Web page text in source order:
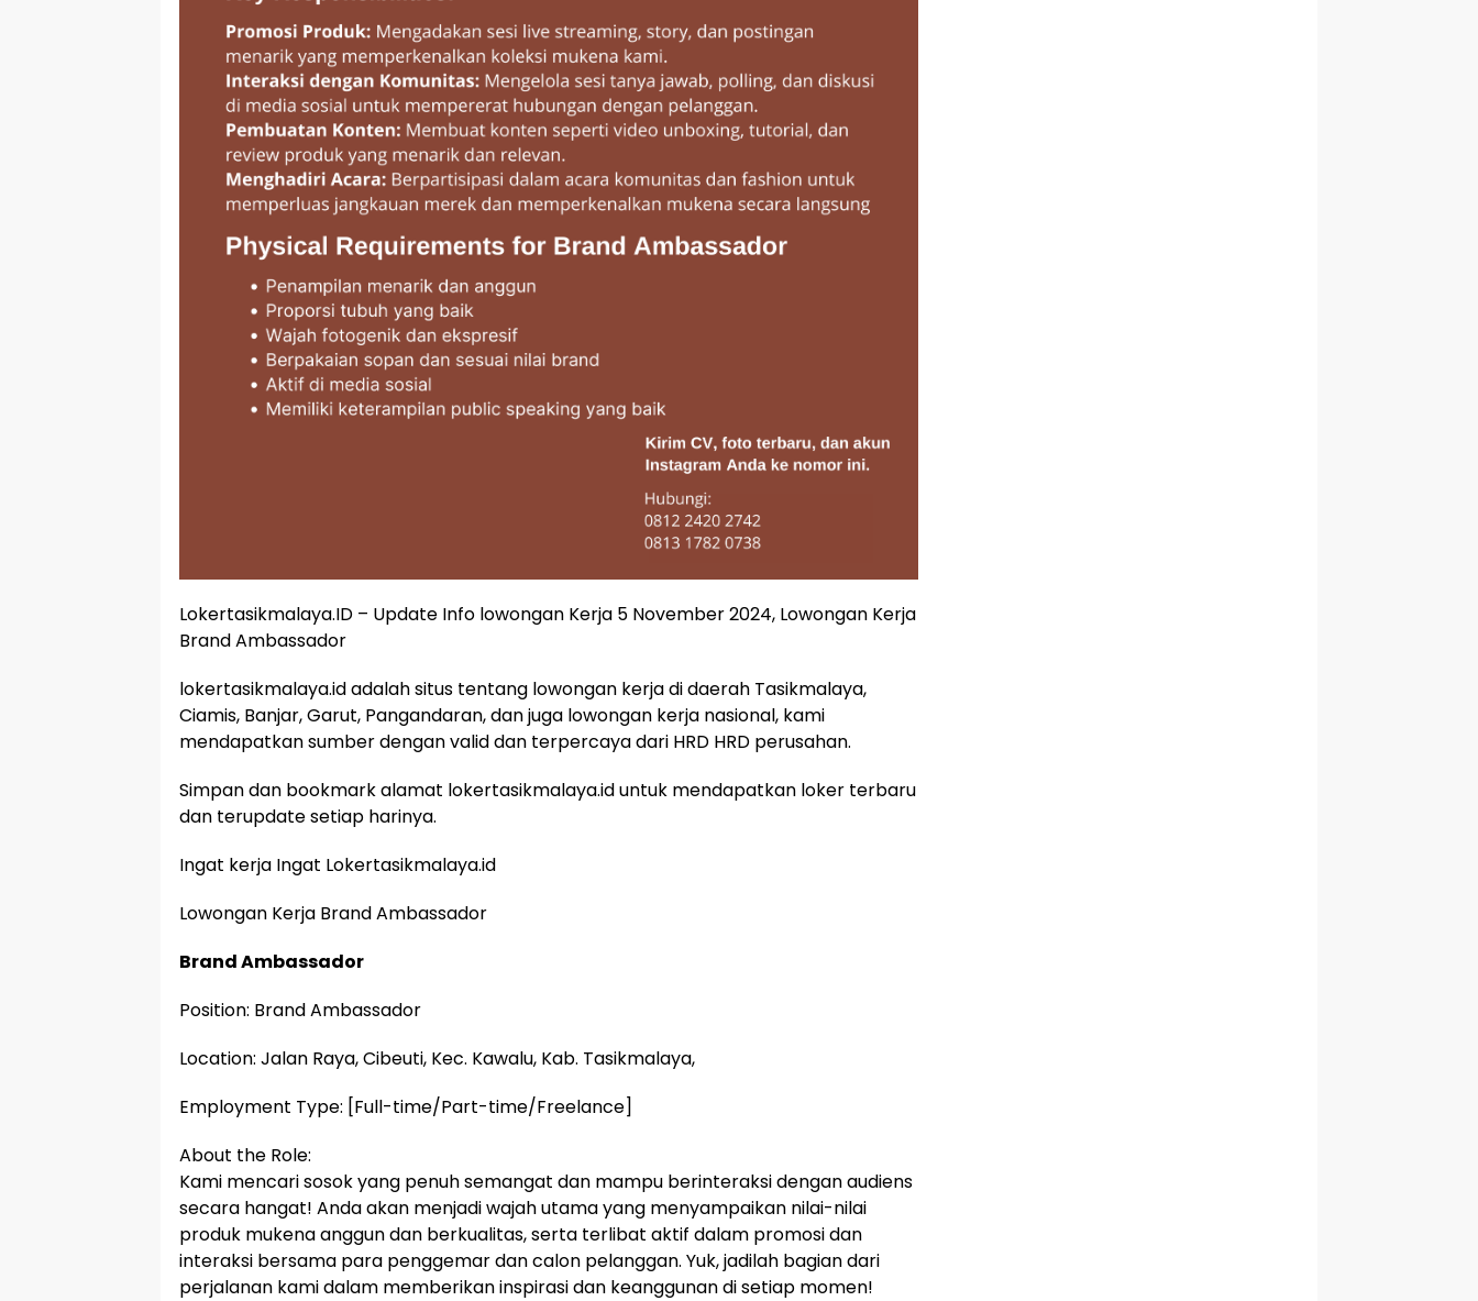
Lokertasikmalaya.ID – Update Info lowongan Kerja 5 November 2024, Lowongan Kerja
Brand Ambassador
lokertasikmalaya.id adalah situs tentang lowongan kerja di daerah Tasikmalaya,
Ciamis, Banjar, Garut, Pangandaran, dan juga lowongan kerja nasional, kami
mendapatkan sumber dengan valid dan terpercaya dari HRD HRD perusahan.
Simpan dan bookmark alamat lokertasikmalaya.id untuk mendapatkan loker terbaru
dan terupdate setiap harinya.
Ingat kerja Ingat Lokertasikmalaya.id
Lowongan Kerja Brand Ambassador
Brand Ambassador
Position: Brand Ambassador
Location: Jalan Raya, Cibeuti, Kec. Kawalu, Kab. Tasikmalaya,
Employment Type: [Full-time/Part-time/Freelance]
About the Role:
Kami mencari sosok yang penuh semangat dan mampu berinteraksi dengan audiens
secara hangat! Anda akan menjadi wajah utama yang menyampaikan nilai-nilai
produk mukena anggun dan berkualitas, serta terlibat aktif dalam promosi dan
interaksi bersama para penggemar dan calon pelanggan. Yuk, jadilah bagian dari
perjalanan kami dalam memberikan inspirasi dan keanggunan di setiap momen!